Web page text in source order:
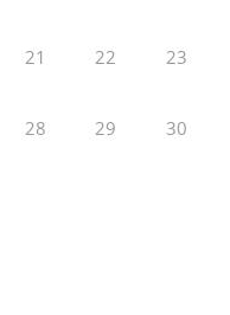
21 22 23
28 29 30